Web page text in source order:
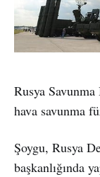
Rusya Savunma
hava savunma
Şoygu, Rusya
başkanlığında